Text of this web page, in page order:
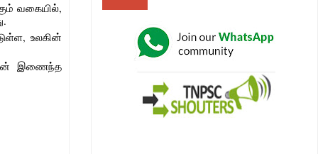
வகையில்,
உலகின்
இணைந்த